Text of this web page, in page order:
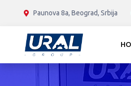
Paunova 8a, Beograd, Srbija